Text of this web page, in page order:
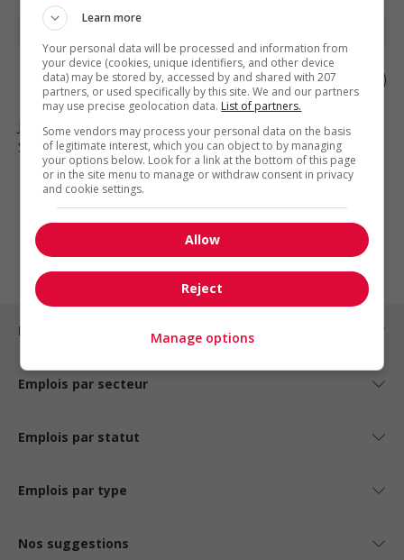
Hôte-hôtesse
Jonquiere, QC
Soutien administratif
1 - 4 de 4 résultats
1
Emplois par ville
Emplois par secteur
Emplois par statut
Emplois par type
Nos suggestions
Learn more
Your personal data will be processed and information from
your device (cookies, unique identifiers, and other device
data) may be stored by, accessed by and shared with 207
partners, or used specifically by this site. We and our partners
may use precise geolocation data. List of partners.
Some vendors may process your personal data on the basis
of legitimate interest, which you can object to by managing
your options below. Look for a link at the bottom of this page
or in the site menu to manage or withdraw consent in privacy
and cookie settings.
Allow
Reject
Manage options